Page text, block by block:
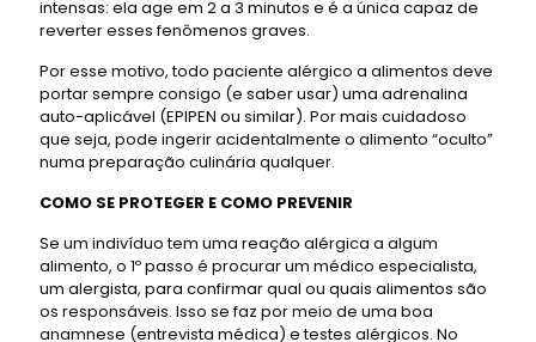
intensas: ela age em 2 a 3 minutos e é a única capaz de
reverter esses fenômenos graves.
Por esse motivo, todo paciente alérgico a alimentos deve
portar sempre consigo (e saber usar) uma adrenalina
auto-aplicável (EPIPEN ou similar). Por mais cuidadoso
que seja, pode ingerir acidentalmente o alimento “oculto”
numa preparação culinária qualquer.
COMO SE PROTEGER E COMO PREVENIR
Se um indivíduo tem uma reação alérgica a algum
alimento, o 1º passo é procurar um médico especialista,
um alergista, para confirmar qual ou quais alimentos são
os responsáveis. Isso se faz por meio de uma boa
anamnese (entrevista médica) e testes alérgicos. No